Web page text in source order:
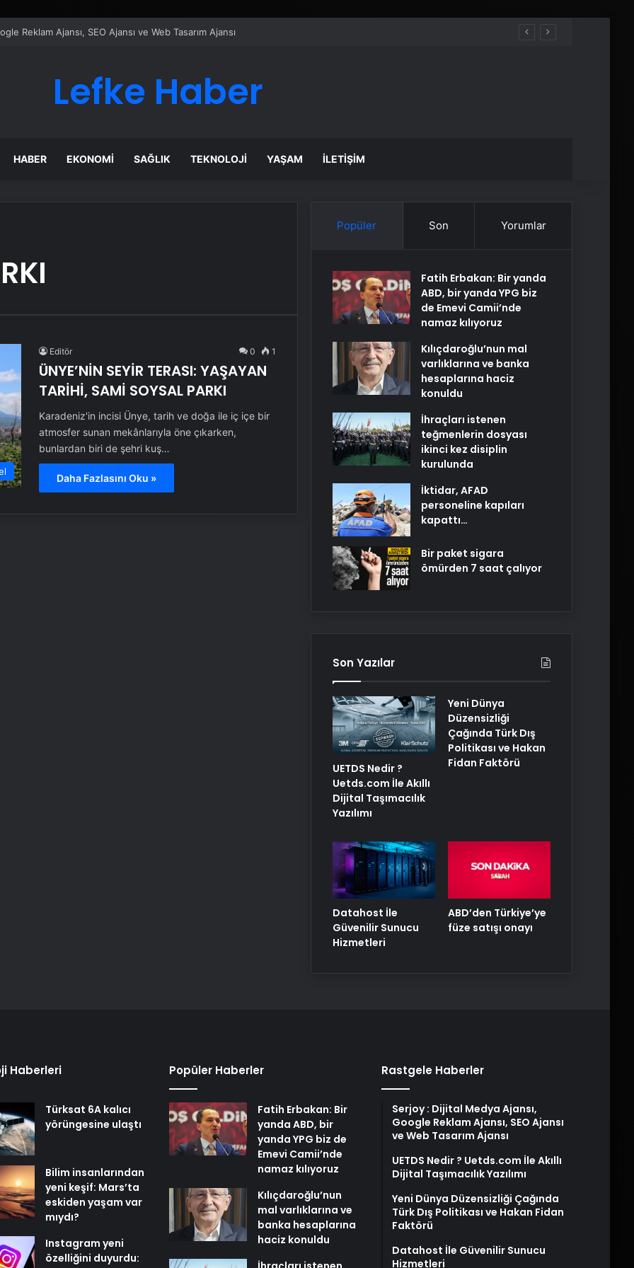
Reklam Ajansı, SEO Ajansı ve Web Tasarım Ajansı
Lefke Haber
HABER EKONOMI SAĞLIK TEKNOLOJI YAŞAM İLETIŞIM
Editör 0 1
ÜNYE’NİN SEYİR TERASI: YAŞAYAN
TARİHİ, SAMİ SOYSAL PARKI
Karadeniz'in incisi Ünye, tarih ve doğa ile iç içe bir
atmosfer sunan mekânlarıyla öne çıkarken,
bunlardan biri de şehri kuş…
Daha Fazlasını Oku »
Popüler Son Yorumlar
Fatih Erbakan: Bir yanda
ABD, bir yanda YPG biz
de Emevi Camii’nde
namaz kılıyoruz
Kılıçdaroğlu’nun mal
varlıklarına ve banka
hesaplarına haciz
konuldu
İhraçları istenen
teğmenlerin dosyası
ikinci kez disiplin
kurulunda
İktidar, AFAD
personeline kapıları
kapattı…
Bir paket sigara
ömürden 7 saat çalıyor
Son Yazılar
UETDS Nedir ?
Uetds.com İle Akıllı
Dijital Taşımacılık
Yazılımı
Yeni Dünya
Düzensizliği
Çağında Türk Dış
Politikası ve Hakan
Fidan Faktörü
Datahost İle
Güvenilir Sunucu
Hizmetleri
ABD’den Türkiye’ye
füze satışı onayı
Haberleri
Türksat 6A kalıcı
yörüngesine ulaştı
Bilim insanlarından
yeni keşif: Mars’ta
eskiden yaşam var
mıydı?
Instagram yeni
özelliğini duyurdu:
Popüler Haberler
Fatih Erbakan: Bir
yanda ABD, bir
yanda YPG biz de
Emevi Camii’nde
namaz kılıyoruz
Kılıçdaroğlu’nun
mal varlıklarına ve
banka hesaplarına
haciz konuldu
Rastgele Haberler
Serjoy : Dijital Medya Ajansı,
Google Reklam Ajansı, SEO Ajansı
ve Web Tasarım Ajansı
UETDS Nedir ? Uetds.com İle Akıllı
Dijital Taşımacılık Yazılımı
Yeni Dünya Düzensizliği Çağında
Türk Dış Politikası ve Hakan Fidan
Faktörü
Datahost İle Güvenilir Sunucu
Hizmetleri